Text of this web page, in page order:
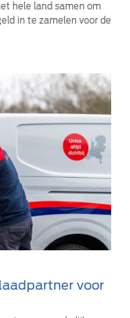
hele land samen om
in te zamelen voor de
voor